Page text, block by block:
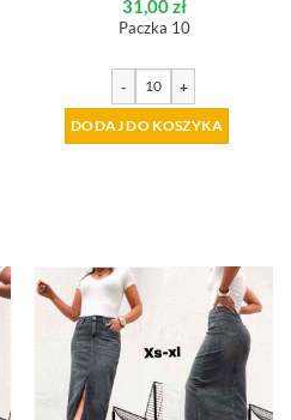
31,00zł
Paczka 10
- +
DODAJ DO KOSZYKA